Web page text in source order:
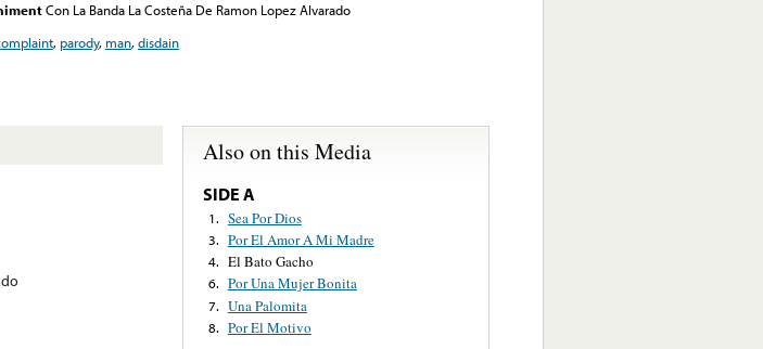
Con La Banda La Costeña De Ramon Lopez Alvarado
, parody, man,disdain
Also on this Media
SIDE A
1. Sea Por Dios
3. Por El Amor A Mi Madre
4. El Bato Gacho
6. Por Una Mujer Bonita
7. Una Palomita
8. Por El Motivo